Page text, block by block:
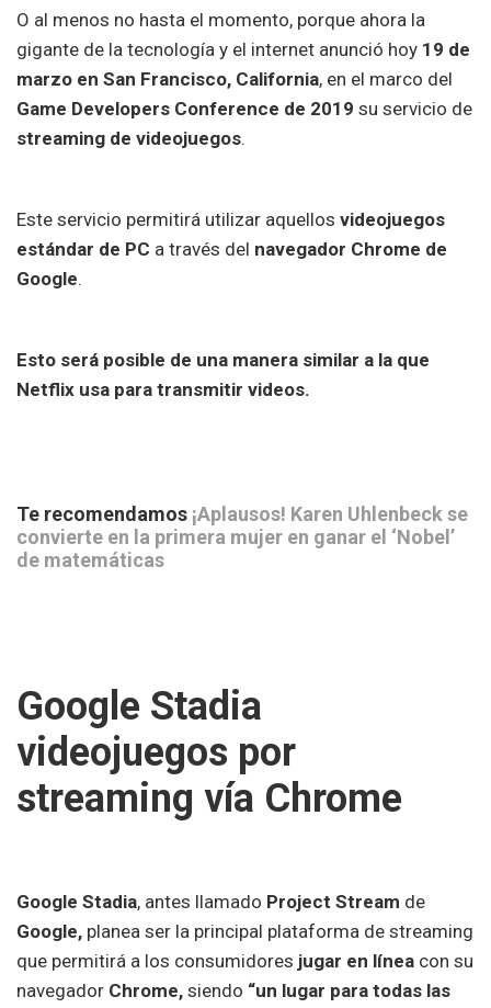
O al menos no hasta el momento, porque ahora la
gigante de la tecnología y el internet anunció hoy 19 de
marzo en San Francisco, California, en el marco del
Game Developers Conference de 2019 su servicio de
streaming de videojuegos.
Este servicio permitirá utilizar aquellos videojuegos
estándar de PC a través del navegador Chrome de
Google.
Esto será posible de una manera similar a la que
Netflix usa para transmitir videos.
Te recomendamos ¡Aplausos! Karen Uhlenbeck se
convierte en la primera mujer en ganar el ‘Nobel’
de matemáticas
Google Stadia
videojuegos por
streaming vía Chrome
Google Stadia, antes llamado Project Stream de
Google, planea ser la principal plataforma de streaming
que permitirá a los consumidores jugar en línea con su
navegador Chrome, siendo “un lugar para todas las